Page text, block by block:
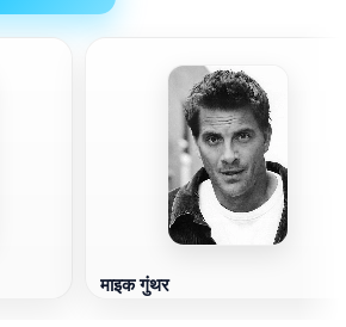
माइक गुंथर